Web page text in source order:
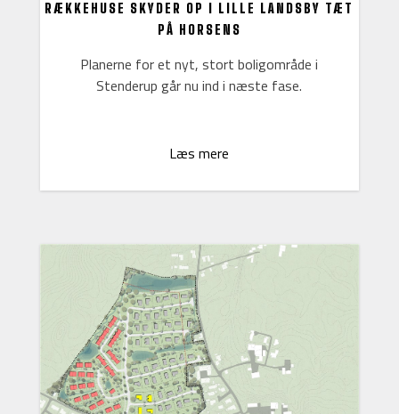
RÆKKEHUSE SKYDER OP I LILLE LANDSBY TÆT
PÅ HORSENS
Planerne for et nyt, stort boligområde i
Stenderup går nu ind i næste fase.
Læs mere